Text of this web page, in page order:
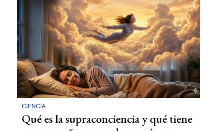
CIENCIA
Qué es la supraconciencia y qué tiene